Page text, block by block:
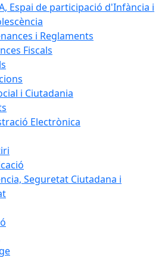
Espai de participació d'Infància i
i Reglaments
Fiscals
i Ciutadania
Electrònica
Seguretat Ciutadana i